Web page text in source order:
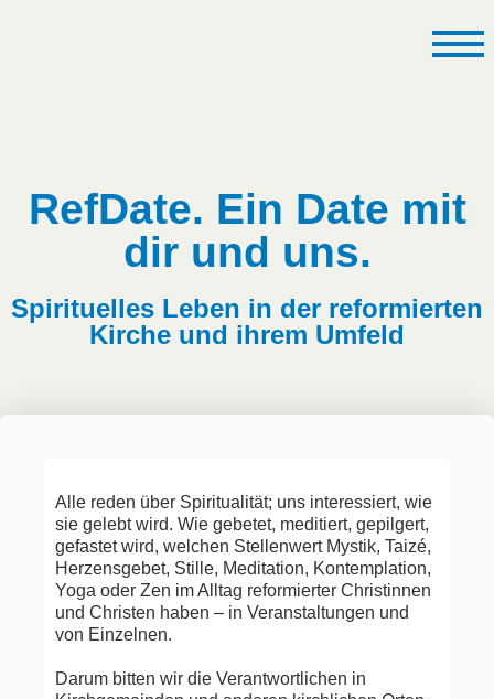
RefDate. Ein Date mit
dir und uns.
Spirituelles Leben in der reformierten
Kirche und ihrem Umfeld
Alle reden über Spiritualität; uns interessiert, wie
sie gelebt wird. Wie gebetet, meditiert, gepilgert,
gefastet wird, welchen Stellenwert Mystik, Taizé,
Herzensgebet, Stille, Meditation, Kontemplation,
Yoga oder Zen im Alltag reformierter Christinnen
und Christen haben – in Veranstaltungen und
von Einzelnen.
Darum bitten wir die Verantwortlichen in